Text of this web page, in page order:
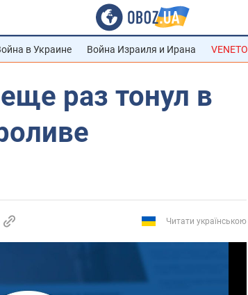
в Украине Война Израиля и Ирана VENETO
раз тонул в
Читати українською